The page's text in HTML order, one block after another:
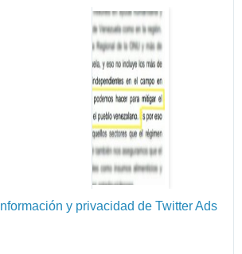
Información y privacidad de Twitter Ads